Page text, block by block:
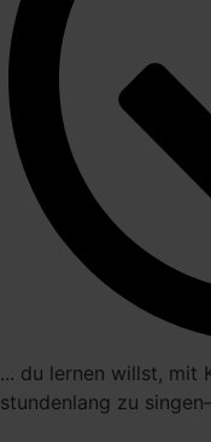
... du lernen willst, mit
stundenlang zu